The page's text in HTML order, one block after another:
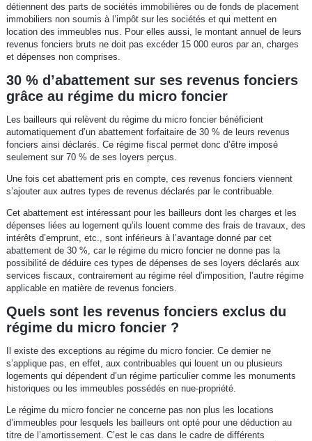
détiennent des parts de sociétés immobilières ou de fonds de placement
immobiliers non soumis à l’impôt sur les sociétés et qui mettent en
location des immeubles nus. Pour elles aussi, le montant annuel de leurs
revenus fonciers bruts ne doit pas excéder 15 000 euros par an, charges
et dépenses non comprises.
30 % d’abattement sur ses revenus fonciers
grâce au régime du micro foncier
Les bailleurs qui relèvent du régime du micro foncier bénéficient
automatiquement d’un abattement forfaitaire de 30 % de leurs revenus
fonciers ainsi déclarés. Ce régime fiscal permet donc d’être imposé
seulement sur 70 % de ses loyers perçus.
Une fois cet abattement pris en compte, ces revenus fonciers viennent
s’ajouter aux autres types de revenus déclarés par le contribuable.
Cet abattement est intéressant pour les bailleurs dont les charges et les
dépenses liées au logement qu’ils louent comme des frais de travaux, des
intérêts d’emprunt, etc., sont inférieurs à l’avantage donné par cet
abattement de 30 %, car le régime du micro foncier ne donne pas la
possibilité de déduire ces types de dépenses de ses loyers déclarés aux
services fiscaux, contrairement au régime réel d’imposition, l’autre régime
applicable en matière de revenus fonciers.
Quels sont les revenus fonciers exclus du
régime du micro foncier ?
Il existe des exceptions au régime du micro foncier. Ce dernier ne
s’applique pas, en effet, aux contribuables qui louent un ou plusieurs
logements qui dépendent d’un régime particulier comme les monuments
historiques ou les immeubles possédés en nue-propriété.
Le régime du micro foncier ne concerne pas non plus les locations
d’immeubles pour lesquels les bailleurs ont opté pour une déduction au
titre de l’amortissement. C’est le cas dans le cadre de différents